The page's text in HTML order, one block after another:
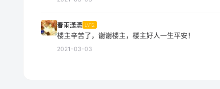
春雨潇潇 LV12
楼主辛苦了，谢谢楼主，楼主好人一生平安！
2021-03-03